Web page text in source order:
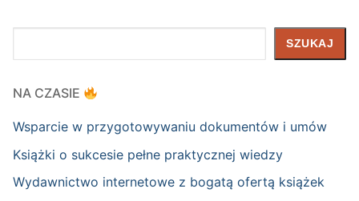
SZUKAJ
NA CZASIE
Wsparcie w przygotowywaniu dokumentów i umów
Książki o sukcesie pełne praktycznej wiedzy
Wydawnictwo internetowe z bogatą ofertą książek